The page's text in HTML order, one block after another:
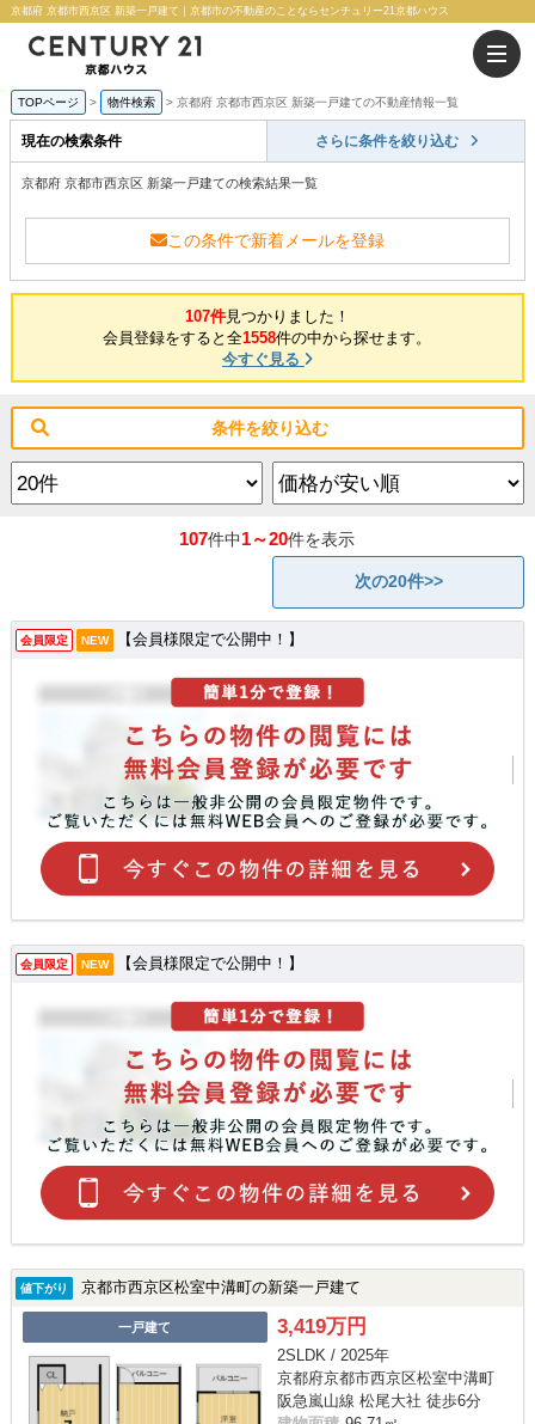
京都府 京都市西京区 新築一戸建て｜京都市の不動産のことならセンチュリー21京都ハウス
TOPページ 物件検索 京都府 京都市西京区 新築一戸建ての不動産情報一覧
現在の検索条件 さらに条件を絞り込む
京都府 京都市西京区 新築一戸建ての検索結果一覧
この条件で新着メールを登録
107件見つかりました！
会員登録をすると全1558件の中から探せます。
今すぐ見る
条件を絞り込む
107件中1～20件を表示
次の20件>>
会員限定 NEW 【会員様限定で公開中！】
会員限定 NEW 【会員様限定で公開中！】
値下がり 京都市西京区松室中溝町の新築一戸建て
一戸建て 3,419万円
2SLDK / 2025年
京都府京都市西京区松室中溝町
阪急嵐山線 松尾大社 徒歩6分